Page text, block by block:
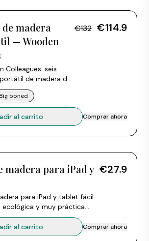
6x
madera
— Wooden
Colleagues: seis
de madera de
Cada soporte se
dos piezas. Elige
boned. Compatible
de 10 a 15
€132 €114.9
boned
al carrito Comprar ahora
madera para iPad y
para iPad y tablet fácil
ecológica y muy práctica.
para mantener el iPad
y seguros, con una
y sana al trabajar, ver
€27.9
al carrito Comprar ahora